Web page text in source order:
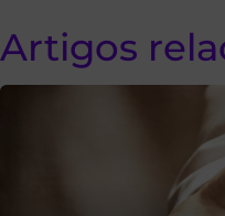
Artigos